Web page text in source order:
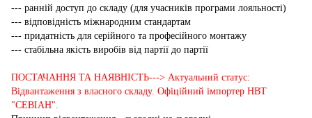
--- ранній доступ до складу (для учасників програми лояльності)
--- відповідність міжнародним стандартам
--- придатність для серійного та професійного монтажу
--- стабільна якість виробів від партії до партії
ПОСТАЧАННЯ ТА НАЯВНІСТЬ---> Актуальний статус:
Відвантаження з власного складу. Офіційний імпортер НВТ
"СЕВІАН".